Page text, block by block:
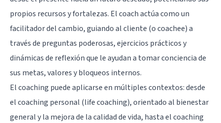
propios recursos y fortalezas. El coach actúa como un
facilitador del cambio, guiando al cliente (o coachee) a
través de preguntas poderosas, ejercicios prácticos y
dinámicas de reflexión que le ayudan a tomar conciencia de
sus metas, valores y bloqueos internos.
El coaching puede aplicarse en múltiples contextos: desde
el coaching personal (life coaching), orientado al bienestar
general y la mejora de la calidad de vida, hasta el coaching